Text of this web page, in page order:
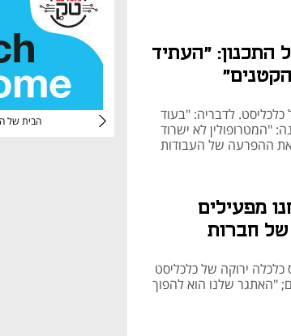
הבית של CTech – the gateway to Tech
התכנון: "העתיד
לדבריה: "בעוד
ציינה: "המטרופולין לא ישרוד
את ההפרעה של העבודות
מפעילים
של חברות
כלכלה ירוקה של כלכליסט
"האתגר שלנו הוא להפוך